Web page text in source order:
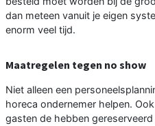
dan meteen vanuit je eigen
enorm veel tijd.
Maatregelen tegen no show
Niet alleen een
horeca ondernemer helpen.
gasten de hebben